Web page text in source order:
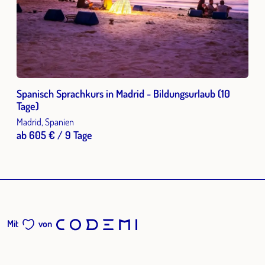
Spanisch Sprachkurs in Madrid - Bildungsurlaub (10
Tage)
Madrid, Spanien
ab 605 € / 9 Tage
Mit von